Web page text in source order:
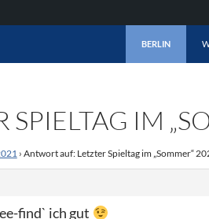
BERLIN
IM
› Antwort auf: Letzter Spieltag im „Sommer“
find` ich gut